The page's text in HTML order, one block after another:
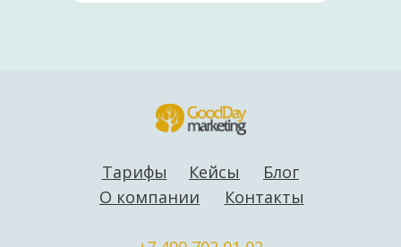
О компании
Тарифы
Контакты
Кейсы Блог